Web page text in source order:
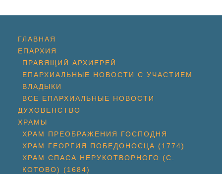
ГЛАВНАЯ
ЕПАРХИЯ
ПРАВЯЩИЙ АРХИЕРЕЙ
ЕПАРХИАЛЬНЫЕ НОВОСТИ С УЧАСТИЕМ
ВЛАДЫКИ
ВСЕ ЕПАРХИАЛЬНЫЕ НОВОСТИ
ДУХОВЕНСТВО
ХРАМЫ
ХРАМ ПРЕОБРАЖЕНИЯ ГОСПОДНЯ
ХРАМ ГЕОРГИЯ ПОБЕДОНОСЦА (1774)
ХРАМ СПАСА НЕРУКОТВОРНОГО (С.
КОТОВО) (1684)